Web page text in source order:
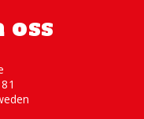
oss